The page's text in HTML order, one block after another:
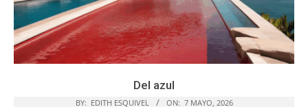
Del azul
BY: EDITH ESQUIVEL ON: 7 MAYO, 2026